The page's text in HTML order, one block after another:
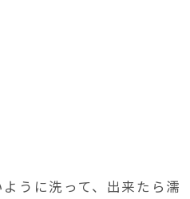
うに洗って、出来たら濡